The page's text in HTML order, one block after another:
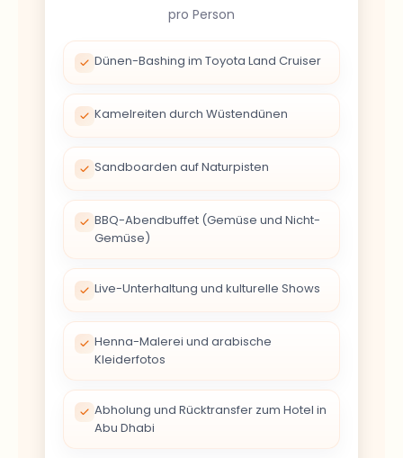
Dünen-Bashing im Toyota Land Cruiser
Kamelreiten durch Wüstendünen
Sandboarden auf Naturpisten
BBQ-Abendbuffet (Gemüse und Nicht-
Gemüse)
Live-Unterhaltung und kulturelle Shows
Henna-Malerei und arabische
Kleiderfotos
Abholung und Rücktransfer zum Hotel in
Abu Dhabi